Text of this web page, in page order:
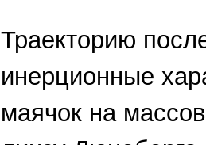
Траекторию
инерционные
маячок на